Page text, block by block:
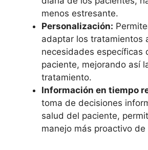
menos estresante.
Personalización:
adaptar los tratamientos
necesidades específicas
paciente, mejorando así
tratamiento.
Información en tiempo
toma de decisiones
salud del paciente,
manejo más proactivo